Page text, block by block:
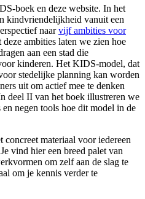
boek en deze website. In het
kindvriendelijkheid vanuit een
naarvijf ambities voor
deze ambities laten we zien hoe
aan een stad die
kinderen. Het KIDS-model, dat
stedelijke planning kan worden
uit om actief mee te denken
deel II van het boek illustreren we
en negen tools hoe dit model in de
materiaal voor iedereen
vind hier een breed palet van
om zelf aan de slag te
om je kennis verder te